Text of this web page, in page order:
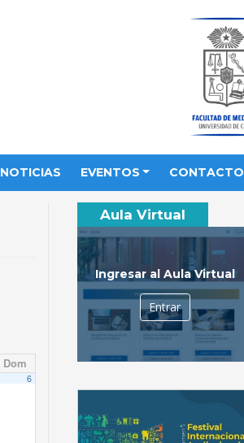
NOTICIAS EVENTOS CONTACTO
Dom
6
Aula Virtual
Ingresar al Aula Virtual
Entrar